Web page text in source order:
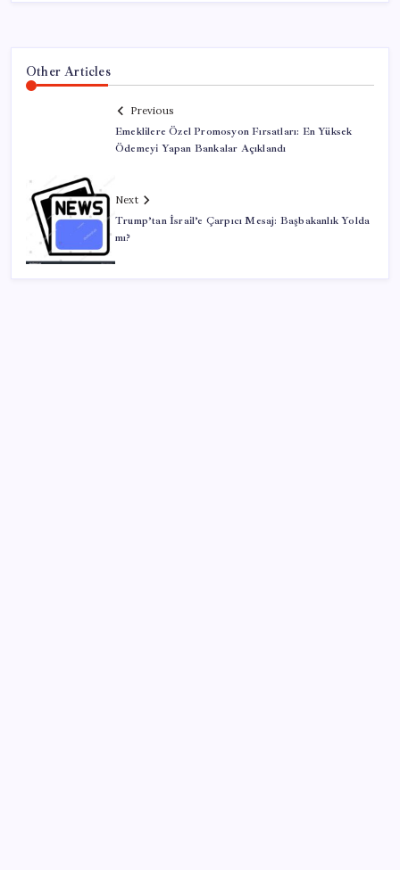
Other Articles
Previous
Emeklilere Özel Promosyon Fırsatları: En Yüksek
Ödemeyi Yapan Bankalar Açıklandı
Next
Trump’tan İsrail’e Çarpıcı Mesaj: Başbakanlık Yolda
mı?